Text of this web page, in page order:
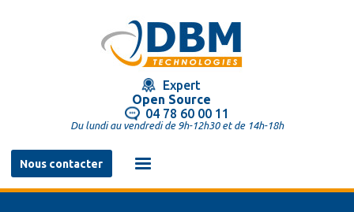
Expert
Open Source
04 78 60 00 11
Du lundi au vendredi de 9h-12h30 et de 14h-18h
Nous contacter
Navigation
principale